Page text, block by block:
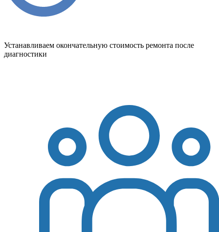
Устанавливаем окончательную стоимость ремонта после
диагностики